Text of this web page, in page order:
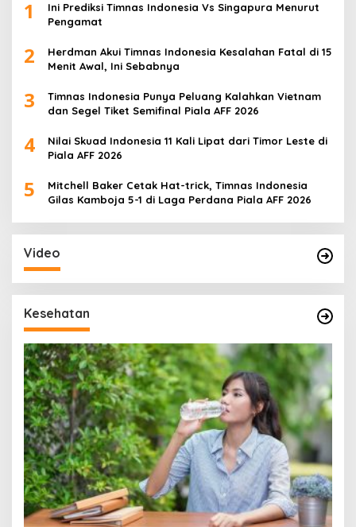
1
Ini Prediksi Timnas Indonesia Vs Singapura Menurut
Pengamat
2
Herdman Akui Timnas Indonesia Kesalahan Fatal di 15
Menit Awal, Ini Sebabnya
3
Timnas Indonesia Punya Peluang Kalahkan Vietnam
dan Segel Tiket Semifinal Piala AFF 2026
4
Nilai Skuad Indonesia 11 Kali Lipat dari Timor Leste di
Piala AFF 2026
5
Mitchell Baker Cetak Hat-trick, Timnas Indonesia
Gilas Kamboja 5-1 di Laga Perdana Piala AFF 2026
Video
Kesehatan